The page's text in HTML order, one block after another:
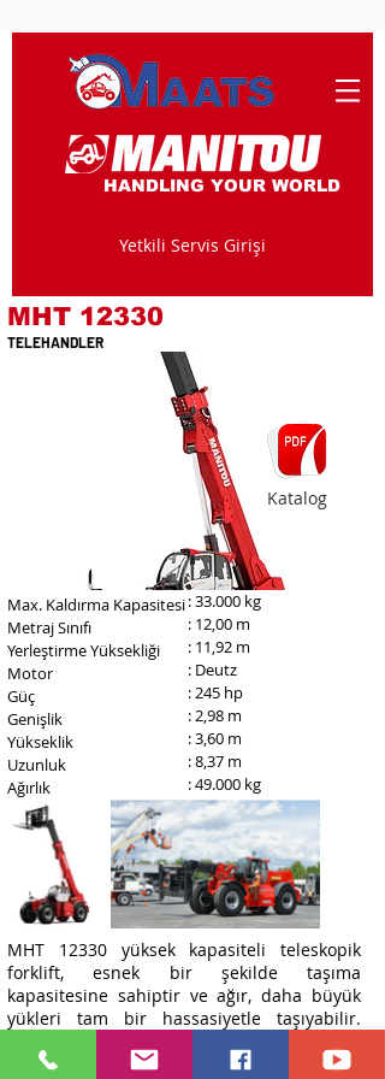
HANDLING YOUR WORLD
Yetkili Servis Girişi
MHT 12330
TELEHANDLER
Katalog
Max. Kaldırma Kapasitesi
Metraj Sınıfı
Yerleştirme Yüksekliği
Motor
Güç
Genişlik
Yükseklik
Uzunluk
Ağırlık
: 33.000 kg
: 12,00 m
: 11,92 m
: ​Deutz
: 245 hp
: 2,98 m
: 3,60 m
: 8,37 m
: 49.000 kg
MHT 12330 yüksek kapasiteli teleskopik
forklift, esnek bir şekilde taşıma
kapasitesine sahiptir ve ağır, daha büyük
yükleri tam bir hassasiyetle taşıyabilir.
12330'u gerçek anlamda çok yönlü forklifte